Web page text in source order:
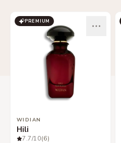
PREMIUM
WIDIAN
Hili
7.7/10(6)